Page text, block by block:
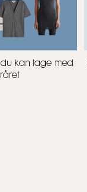
kan tage med